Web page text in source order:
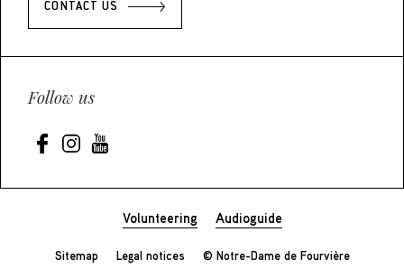
CONTACT US
Follow us
Volunteering Audioguide
Sitemap Legal notices © Notre-Dame de Fourvière